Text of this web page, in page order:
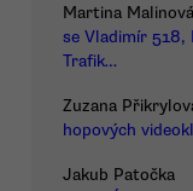
Martina Malinová
se Vladimír 518,
Trafik…
Zuzana
hopových
Jakub Patočka